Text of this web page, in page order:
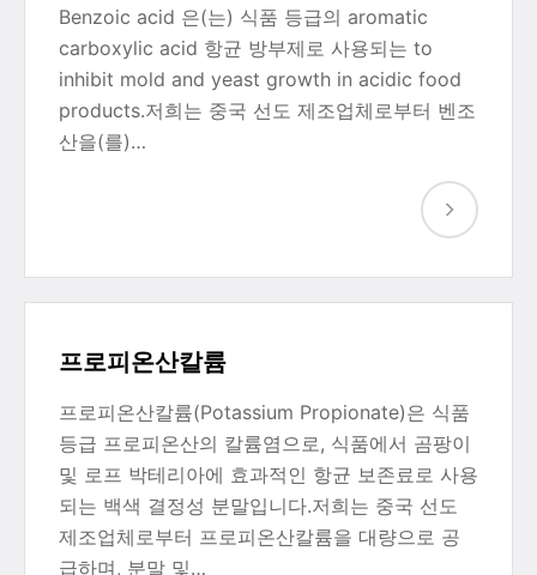
Benzoic acid 은(는) 식품 등급의 aromatic
carboxylic acid 항균 방부제로 사용되는 to
inhibit mold and yeast growth in acidic food
products.저희는 중국 선도 제조업체로부터 벤조
산을(를)…
프로피온산칼륨
프로피온산칼륨(Potassium Propionate)은 식품
등급 프로피온산의 칼륨염으로, 식품에서 곰팡이
및 로프 박테리아에 효과적인 항균 보존료로 사용
되는 백색 결정성 분말입니다.저희는 중국 선도
제조업체로부터 프로피온산칼륨을 대량으로 공
급하며, 분말 및…